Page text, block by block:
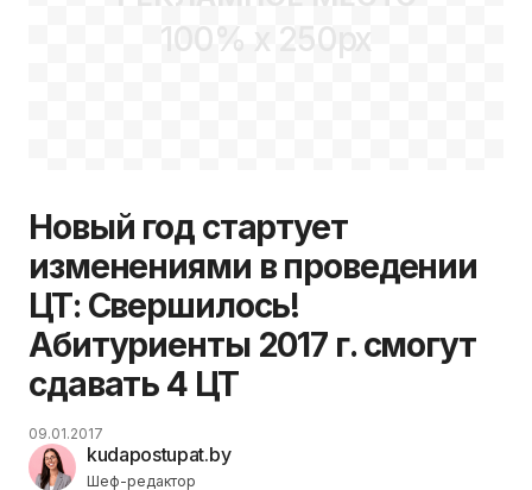
100% x 250px
Новый год стартует
изменениями в проведении
ЦТ: Свершилось!
Абитуриенты 2017 г. смогут
сдавать 4 ЦТ
kudapostupat.by
Шеф-редактор
09.01.2017